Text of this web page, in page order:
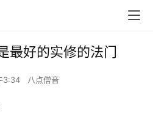
最好的实修的法门
3:34 八点僧音